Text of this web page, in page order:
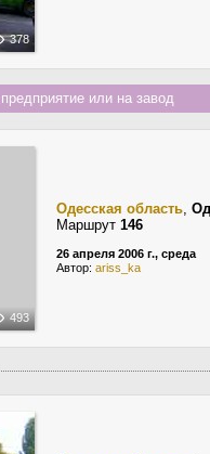
378
или на завод
493
Одесская область,
Маршрут 146
26 апреля 2006 г., среда
Автор: ariss_ka